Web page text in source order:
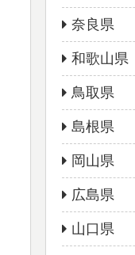
奈良県
和歌山県
鳥取県
島根県
岡山県
広島県
山口県